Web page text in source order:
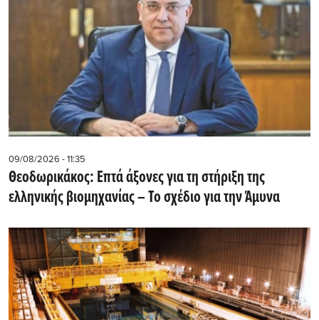
09/08/2026 - 11:35
Θεοδωρικάκος: Επτά άξονες για τη στήριξη της
ελληνικής βιομηχανίας – Το σχέδιο για την Άμυνα